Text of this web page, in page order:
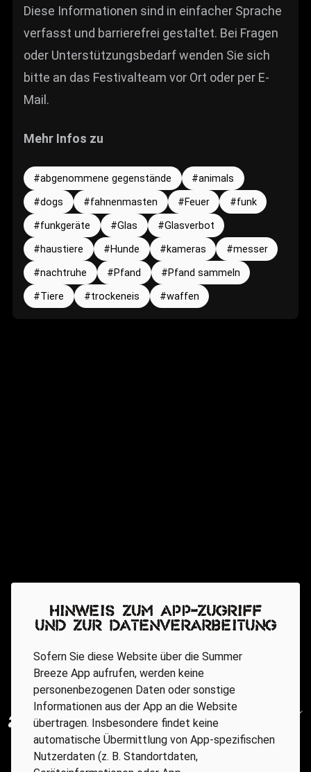
Diese Informationen sind in einfacher Sprache
verfasst und barrierefrei gestaltet. Bei Fragen
oder Unterstützungsbedarf wenden Sie sich
bitte an das Festivalteam vor Ort oder per E-
Mail.
Mehr Infos zu
abgenommene gegenstände
animals
dogs
fahnenmasten Feuer
funk
funkgeräte
Glas
Glasverbot
haustiere
Hunde kameras
messer
nachtruhe
Pfand
Pfand sammeln
Tiere
trockeneis waffen
Hinweis zum App-Zugriff
und zur Datenverarbeitung
Sofern Sie diese Website über die Summer
Breeze App aufrufen, werden keine
personenbezogenen Daten oder sonstige
Informationen aus der App an die Website
übertragen. Insbesondere findet keine
automatische Übermittlung von App-spezifischen
Nutzerdaten (z. B. Standortdaten,